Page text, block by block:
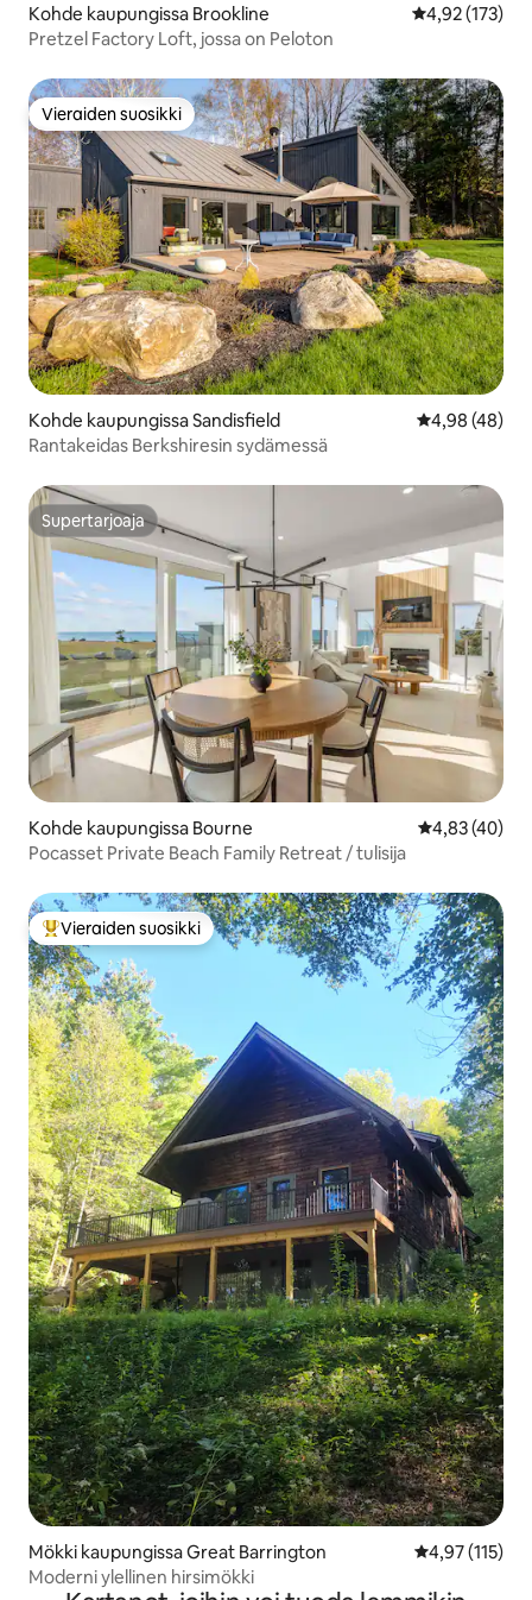
Kohde kaupungissa Brookline
4,92 (173)
Pretzel Factory Loft, jossa on Peloton
Vieraiden suosikki
Vieraiden suosikki
Kohde kaupungissa Sandisfield
4,98 (48)
Rantakeidas Berkshiresin sydämessä
Supertarjoaja
Supertarjoaja
Kohde kaupungissa Bourne
4,83 (40)
Pocasset Private Beach Family Retreat / tulisija
Vieraiden suosikkien parhaimmistoa
Vieraiden suosikki
Mökki kaupungissa Great Barrington
4,97 (115)
Moderni ylellinen hirsimökki